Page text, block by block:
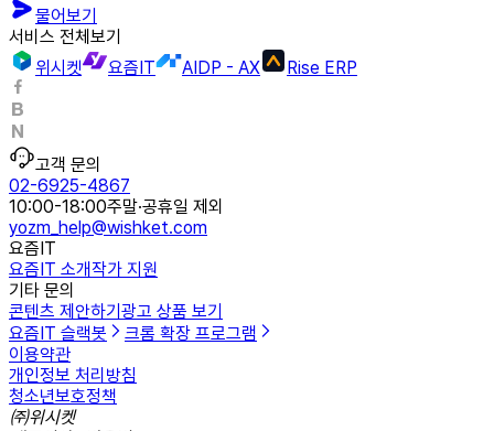
물어보기
서비스 전체보기
위시켓
요즘IT AIDP - AX Rise ERP
고객 문의
02-6925-4867
10:00-18:00주말·공휴일 제외
yozm_help@wishket.com
요즘IT
요즘IT 소개작가 지원
기타 문의
콘텐츠 제안하기 광고 상품 보기
요즘IT 슬랙봇
크롬 확장 프로그램
이용약관
개인정보 처리방침
청소년보호정책
㈜위시켓